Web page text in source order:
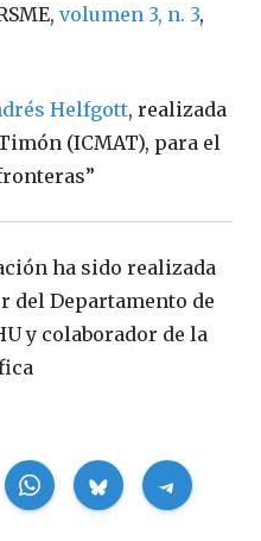
volumen 3, n. 3,
Helfgott, realizada
(ICMAT), para el
ha sido realizada
del Departamento de
y colaborador de la